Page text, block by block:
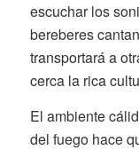
escuchar los
bereberes
transportará a
cerca la rica
El ambiente
del fuego hace